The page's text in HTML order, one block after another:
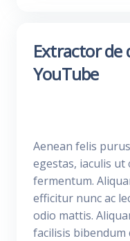
Extractor de
YouTube
Aenean felis
egestas, iaculis ut
fermentum.
efficitur nunc ac
odio mattis.
facilisis bibendum